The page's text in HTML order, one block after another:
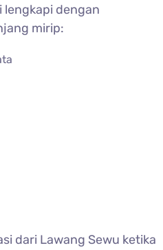
lengkapi dengan
mirip:
dari Lawang Sewu ketika